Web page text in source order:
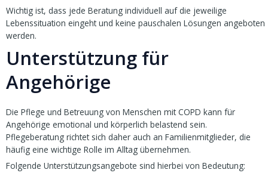
Wichtig ist, dass jede Beratung individuell auf die jeweilige
Lebenssituation eingeht und keine pauschalen Lösungen angeboten
werden.
Unterstützung für
Angehörige
Die Pflege und Betreuung von Menschen mit COPD kann für
Angehörige emotional und körperlich belastend sein.
Pflegeberatung richtet sich daher auch an Familienmitglieder, die
häufig eine wichtige Rolle im Alltag übernehmen.
Folgende Unterstützungsangebote sind hierbei von Bedeutung: